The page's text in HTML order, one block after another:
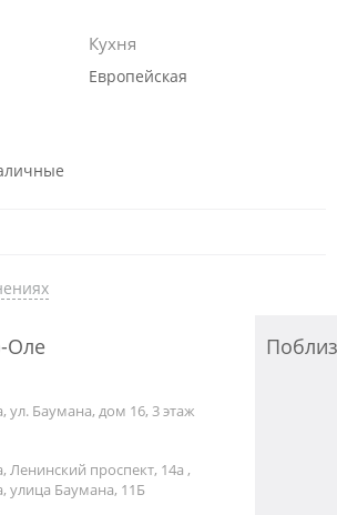
Кухня
Европейская
Оле
Баумана, дом 16, 3 этаж
проспект, 14а ,
улица Баумана, 11Б